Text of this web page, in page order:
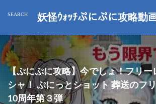
妖怪ｳｫｯﾁぷにぷに攻略動
【ぷにぷに攻略】今でしょ！フリー
シャ！ ぷにっとショット 葬送のフ
10周年第３弾